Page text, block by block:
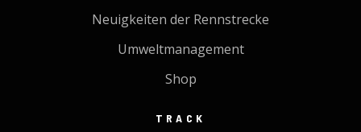
Neuigkeiten der Rennstrecke
Umweltmanagement
Shop
TRACK